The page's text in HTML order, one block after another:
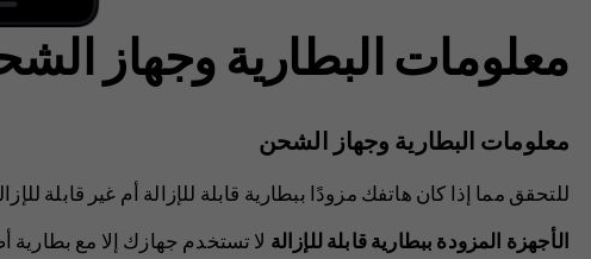
معلومات البطارية وجهاز
معلومات البطارية وجهاز الشحن
للتحقق مما إذا كان هاتفك مزودًا ببطارية قابلة للإزالة أم غير قابلة
الأجهزة المزودة ببطارية قابلة للإزالة لا تستخدم جهازك إلا مع